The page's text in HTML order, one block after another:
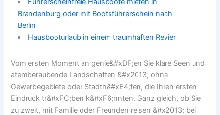
Führerscheinfreie Hausboote mieten in
Brandenburg oder mit Bootsführerschein nach
Berlin
Hausbooturlaub in einem traumhaften Revier
Vom ersten Moment an genie&#xDF;en Sie klare Seen und
atemberaubende Landschaften &#x2013; ohne
Gewerbegebiete oder Stadth&#xE4;fen, die Ihren ersten
Eindruck tr&#xFC;ben k&#xF6;nnten. Ganz gleich, ob Sie
zu zweit, mit Familie oder Freunden reisen &#x2013; bei